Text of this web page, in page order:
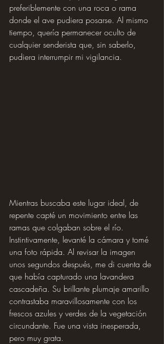
preferiblemente con una roca o rama
donde el ave pudiera posarse. Al mismo
tiempo, quería permanecer oculto de
cualquier senderista que, sin saberlo,
pudiera interrumpir mi vigilancia.
Mientras buscaba este lugar ideal, de
repente capté un movimiento entre las
ramas que colgaban sobre el río.
Instintivamente, levanté la cámara y tomé
una foto rápida. Al revisar la imagen
unos segundos después, me di cuenta de
que había capturado una lavandera
cascadeña. Su brillante plumaje amarillo
contrastaba maravillosamente con los
frescos azules y verdes de la vegetación
circundante. Fue una vista inesperada,
pero muy grata.